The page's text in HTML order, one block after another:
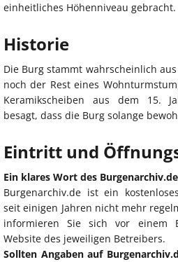
einheitliches Höhenniveau gebracht.
Historie
Die Burg stammt wahrscheinlich
noch der Rest eines
Keramikscheiben aus dem 15.
besagt, dass die Burg solange
Eintritt und
Ein klares Wort des
Burgenarchiv.de ist ein
seit einigen Jahren nicht mehr
informieren Sie sich vor einem
Website des jeweiligen Betreibers.
Sollten Angaben auf